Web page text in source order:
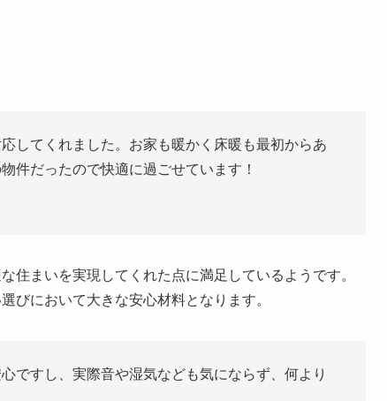
してくれました。お家も暖かく床暖も最初からあ
件だったので快適に過ごせています！
住まいを実現してくれた点に満足しているようです。
びにおいて大きな安心材料となります。
ですし、実際音や湿気なども気にならず、何より